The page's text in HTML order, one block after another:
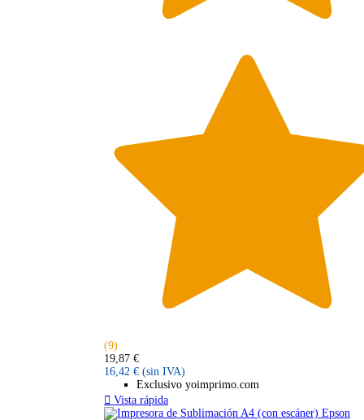
(9)
19,87 €
16,42 € (sin IVA)
Exclusivo yoimprimo.com
 Vista rápida